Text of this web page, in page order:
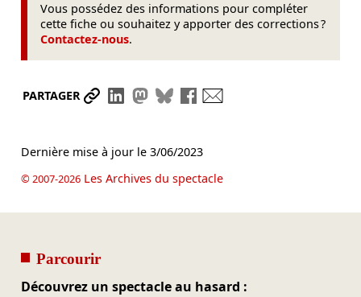
Vous possédez des informations pour compléter
cette fiche ou souhaitez y apporter des corrections ?
Contactez-nous.
PARTAGER Partager le lien
Partager sur LinkedIn
Partager sur Mastodon
Partager sur Bluesky
Partager sur Facebook
Dernière mise à jour le 3/06/2023
© 2007-2026Les Archives du spectacle
Parcourir
Découvrez un spectacle au hasard :